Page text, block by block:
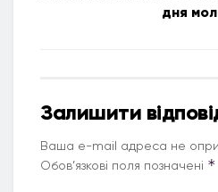
дня
Залишити
Ваша e-mail адреса не
Обов’язкові поля позначені *